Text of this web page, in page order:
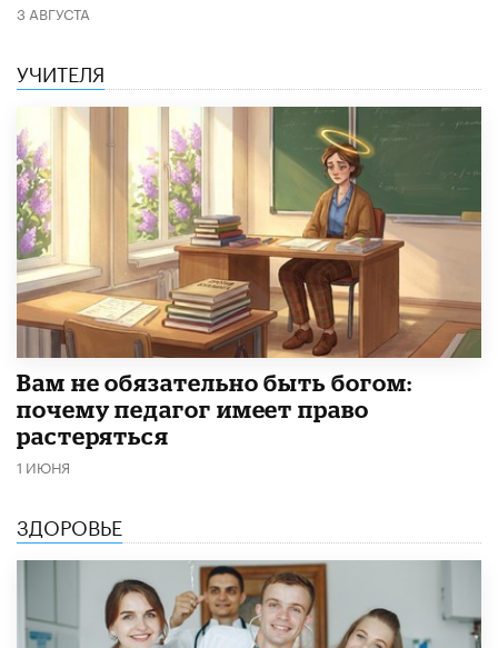
3 АВГУСТА
УЧИТЕЛЯ
​Вам не обязательно быть богом:
почему педагог имеет право
растеряться
1 ИЮНЯ
ЗДОРОВЬЕ